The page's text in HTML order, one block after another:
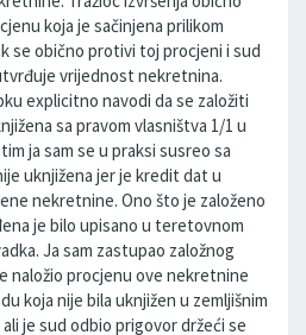
koja je sačinjena prilikom
se obično protivi toj procjeni i sud
vrijednost nekretnina.
explicitno navodi da se založiti
sa pravom vlasništva 1/1 u
ja sam se u praksi susreo sa
uknjižena jer je kredit dat u
nekretnine. Ono što je založeno
je bilo upisano u teretovnom
Ja sam zastupao založnog
naložio procjenu ove nekretnine
koja nije bila uknjižen u zemljišnim
je sud odbio prigovor držeći se